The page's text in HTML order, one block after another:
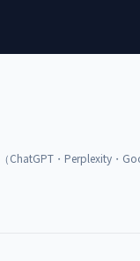
ChatGPT・Perplexity・